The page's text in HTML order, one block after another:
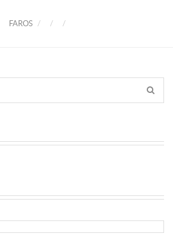
FAROS